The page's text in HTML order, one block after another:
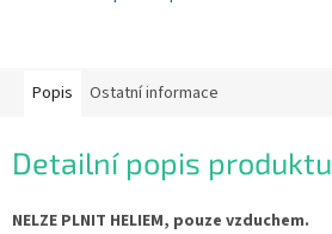
Popis Ostatní informace
Detailní popis produktu
NELZE PLNIT HELIEM, pouze vzduchem.